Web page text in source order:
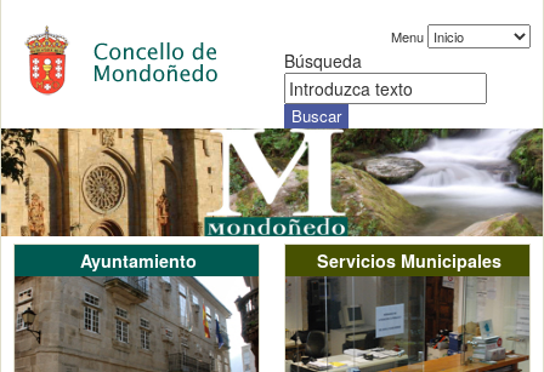
Menu
Búsqueda
Ayuntamiento Servicios Municipales